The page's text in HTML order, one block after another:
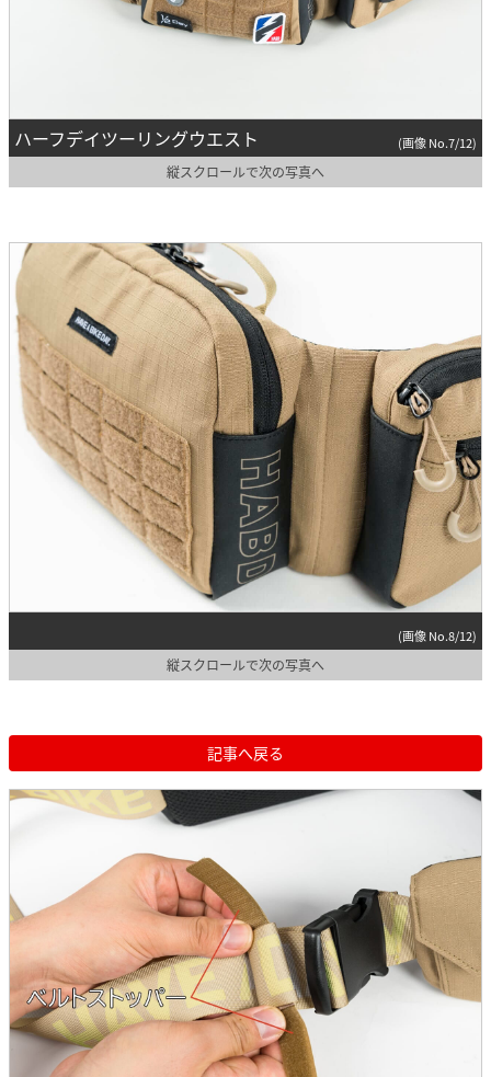
ハーフデイツーリングウエスト (画像 No.7/12)
縦スクロールで次の写真へ
(画像 No.8/12)
縦スクロールで次の写真へ
記事へ戻る